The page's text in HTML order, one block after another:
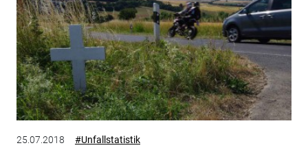
25.07.2018 #Unfallstatistik